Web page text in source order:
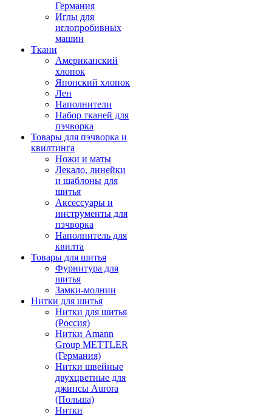
Германия
Иглы для
иглопробивных
машин
Ткани
Американский
хлопок
Японский хлопок
Лен
Наполнители
Набор тканей для
пэчворка
Товары для пэчворка и
квилтинга
Ножи и маты
Лекало, линейки
и шаблоны для
шитья
Аксессуары и
инструменты для
пэчворка
Наполнитель для
квилта
Товары для шитья
Фурнитура для
шитья
Замки-молнии
Нитки для шитья
Нитки для шитья
(Россия)
Нитки Amann
Group METTLER
(Германия)
Нитки швейные
двухцветные для
джинсы Aurora
(Польша)
Нитки